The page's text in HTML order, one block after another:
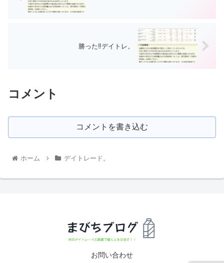
勝った‼️デイトレ。
コメント
コメントを書き込む
ホーム デイトレード。
お問い合わせ